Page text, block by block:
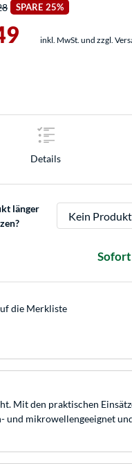
SPARE 25%
inkl. MwSt. und zzgl.
Details
länger
die Merkliste
Mit den praktischen
und mikrowellengeeignet